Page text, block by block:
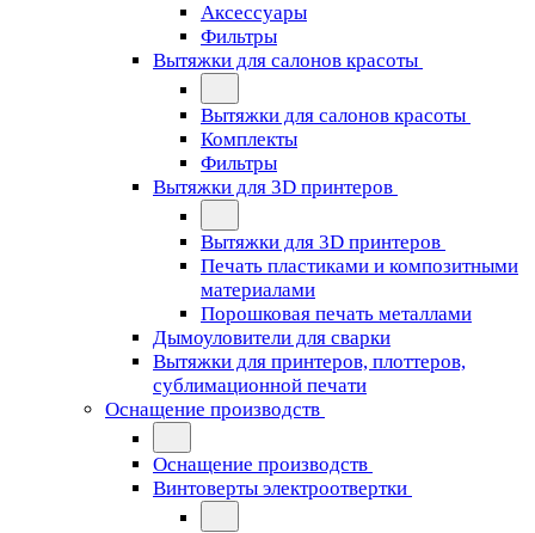
Аксессуары
Фильтры
Вытяжки для салонов красоты
Вытяжки для салонов красоты
Комплекты
Фильтры
Вытяжки для 3D принтеров
Вытяжки для 3D принтеров
Печать пластиками и композитными
материалами
Порошковая печать металлами
Дымоуловители для сварки
Вытяжки для принтеров, плоттеров,
сублимационной печати
Оснащение производств
Оснащение производств
Винтоверты электроотвертки